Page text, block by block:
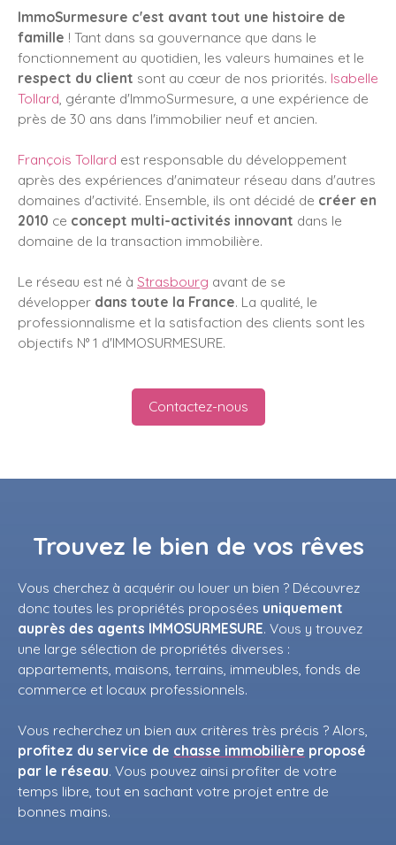
ImmoSurmesure c'est avant tout une histoire de
famille ! Tant dans sa gouvernance que dans le
fonctionnement au quotidien, les valeurs humaines et le
respect du client sont au cœur de nos priorités. Isabelle
Tollard , gérante d'ImmoSurmesure, a une expérience de
près de 30 ans dans l'immobilier neuf et ancien.
François Tollard est responsable du développement
après des expériences d'animateur réseau dans d'autres
domaines d'activité. Ensemble, ils ont décidé de créer en
2010 ce concept multi-activités innovant dans le
domaine de la transaction immobilière.
Le réseau est né à Strasbourg avant de se
développer dans toute la France. La qualité, le
professionnalisme et la satisfaction des clients sont les
objectifs N° 1 d'IMMOSURMESURE.
Contactez-nous
Trouvez le bien de vos rêves
Vous cherchez à acquérir ou louer un bien ? Découvrez
donc toutes les propriétés proposées uniquement
auprès des agents IMMOSURMESURE. Vous y trouvez
une large sélection de propriétés diverses :
appartements, maisons, terrains, immeubles, fonds de
commerce et locaux professionnels.
Vous recherchez un bien aux critères très précis ? Alors,
profitez du service de chasse immobilière proposé
par le réseau. Vous pouvez ainsi profiter de votre
temps libre, tout en sachant votre projet entre de
bonnes mains.